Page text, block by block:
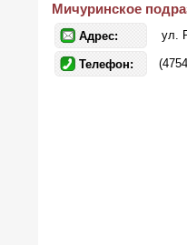
Мичуринское
Адрес: ул.
Телефон: